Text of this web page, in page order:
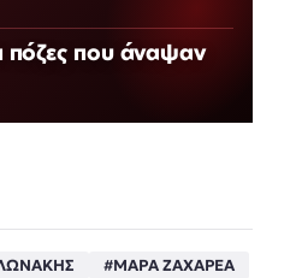
πόζες που άναψαν
#ΜΑΡΑ ΖΑΧΑΡΕΑ